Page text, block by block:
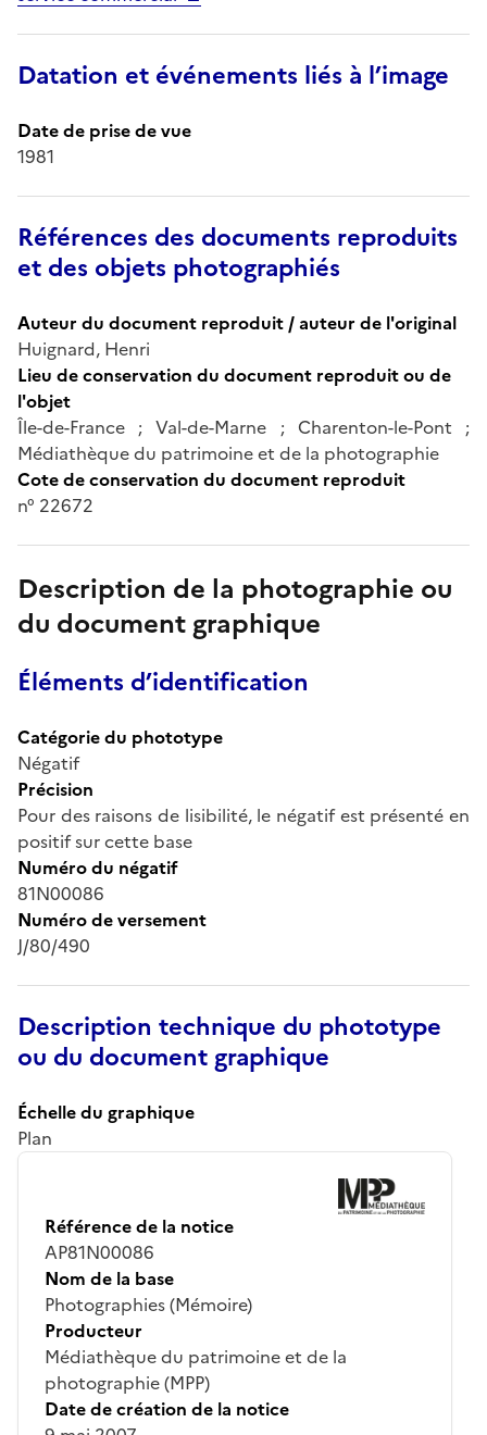
Datation et événements liés à l’image
Date de prise de vue
1981
Références des documents reproduits
et des objets photographiés
Auteur du document reproduit / auteur de l'original
Huignard, Henri
Lieu de conservation du document reproduit ou de
l'objet
Île-de-France ; Val-de-Marne ; Charenton-le-Pont ;
Médiathèque du patrimoine et de la photographie
Cote de conservation du document reproduit
n° 22672
Description de la photographie ou
du document graphique
Éléments d’identification
Catégorie du phototype
Négatif
Précision
Pour des raisons de lisibilité, le négatif est présenté en
positif sur cette base
Numéro du négatif
81N00086
Numéro de versement
J/80/490
Description technique du phototype
ou du document graphique
Échelle du graphique
Plan
Référence de la notice
AP81N00086
Nom de la base
Photographies (Mémoire)
Producteur
Médiathèque du patrimoine et de la
photographie (MPP)
Date de création de la notice